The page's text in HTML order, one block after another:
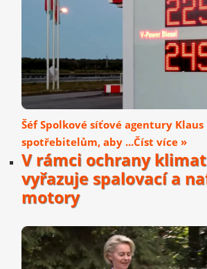
Šéf Spolkové síťové agentury
spotřebitelům, aby ...Číst více »
V rámci ochrany
vyřazuje spalovací a
motory